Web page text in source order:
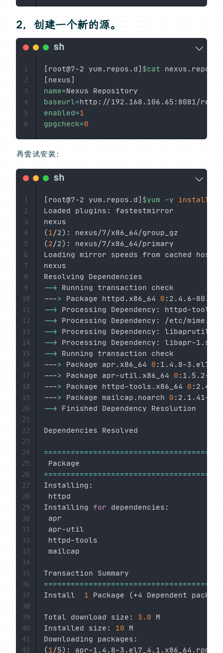
2，创建一个新的源。
[root@7-2 yum.repos.d] $cat
[nexus]
name=
baseurl=http://192.168.106.65:8081/
enabled=1
gpgcheck=0
1
2
3
4
5
6
再尝试安装：
[root@7-2 yum.repos.d] $yum -y install
Loaded plugins: fastestmirror
(1/2) :
(2/2) :
Loading mirror speeds from cached
Resolving Dependencies
--> Running transaction check
---> Package httpd.x86_64 0 :2.4.6-
--> Processing Dependency: httpd-tools
--> Processing Dependency: /etc/
--> Processing Dependency: libaprutil-
--> Processing Dependency: libapr-1.so.0
--> Running transaction check
---> Package apr.x86_64 0 :1.4.8-
---> Package apr-util.x86_64 0 :1.5.2-
---> Package httpd-tools.x86_64 0
---> Package mailcap.noarch 0 :2.1.41-
--> Finished Dependency Resolution
Dependencies Resolved
======================================
======================================
Installing:
httpd
Installing for dependencies:
apr
apr-util
httpd-tools
mailcap
======================================
Install 1 Package (+4 Dependent
Total download size: 3.0 M
Installed size: 10 M
(1/5) : apr-
1
2
3
4
5
6
7
8
9
10
11
12
13
14
15
16
17
18
19
20
21
22
23
24
25
26
27
28
29
30
31
32
33
34
35
36
37
38
39
40
41
42